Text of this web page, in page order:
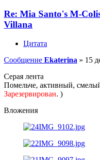
Re: Mia Santo's M-
Villana
Цитата
Сообщение Ekaterina » 15
Серая лента
Помельче, активный,
Зарезервирован. )
Вложения